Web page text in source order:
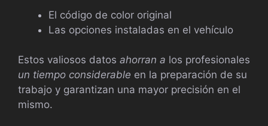
El código de color original
Las opciones instaladas en el vehículo
Estos valiosos datos ahorran a los profesionales
un tiempo considerable en la preparación de su
trabajo y garantizan una mayor precisión en el
mismo.